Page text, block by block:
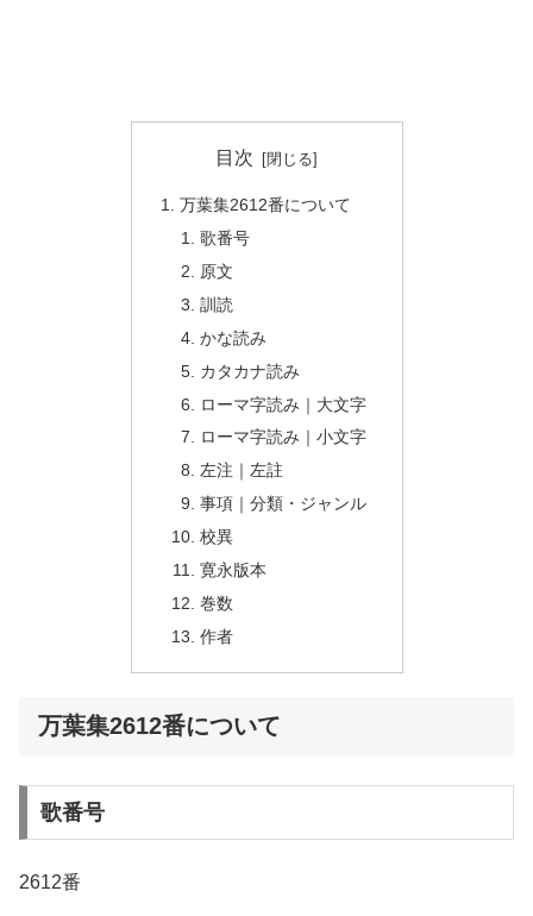
目次
万葉集2612番について
歌番号
原文
訓読
かな読み
カタカナ読み
ローマ字読み｜大文字
ローマ字読み｜小文字
左注｜左註
事項｜分類・ジャンル
校異
寛永版本
巻数
作者
万葉集2612番について
歌番号
2612番